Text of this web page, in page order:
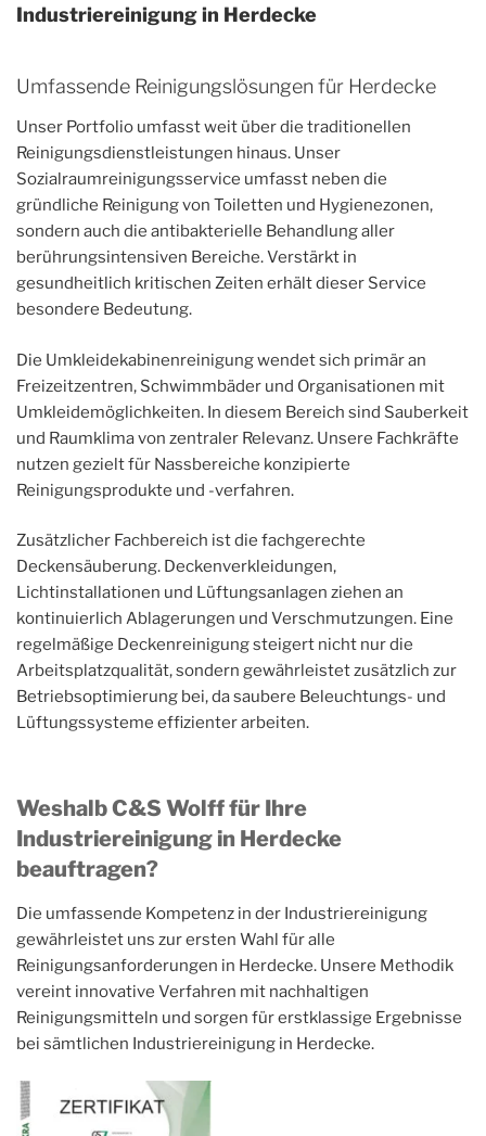
Industriereinigung in Herdecke
Umfassende Reinigungslösungen für Herdecke
Unser Portfolio umfasst weit über die traditionellen
Reinigungsdienstleistungen hinaus. Unser
Sozialraumreinigungsservice umfasst neben die
gründliche Reinigung von Toiletten und Hygienezonen,
sondern auch die antibakterielle Behandlung aller
berührungsintensiven Bereiche. Verstärkt in
gesundheitlich kritischen Zeiten erhält dieser Service
besondere Bedeutung.
Die Umkleidekabinenreinigung wendet sich primär an
Freizeitzentren, Schwimmbäder und Organisationen mit
Umkleidemöglichkeiten. In diesem Bereich sind Sauberkeit
und Raumklima von zentraler Relevanz. Unsere Fachkräfte
nutzen gezielt für Nassbereiche konzipierte
Reinigungsprodukte und -verfahren.
Zusätzlicher Fachbereich ist die fachgerechte
Deckensäuberung. Deckenverkleidungen,
Lichtinstallationen und Lüftungsanlagen ziehen an
kontinuierlich Ablagerungen und Verschmutzungen. Eine
regelmäßige Deckenreinigung steigert nicht nur die
Arbeitsplatzqualität, sondern gewährleistet zusätzlich zur
Betriebsoptimierung bei, da saubere Beleuchtungs- und
Lüftungssysteme effizienter arbeiten.
Weshalb C&S Wolff für Ihre
Industriereinigung in Herdecke
beauftragen?
Die umfassende Kompetenz in der Industriereinigung
gewährleistet uns zur ersten Wahl für alle
Reinigungsanforderungen in Herdecke. Unsere Methodik
vereint innovative Verfahren mit nachhaltigen
Reinigungsmitteln und sorgen für erstklassige Ergebnisse
bei sämtlichen Industriereinigung in Herdecke.